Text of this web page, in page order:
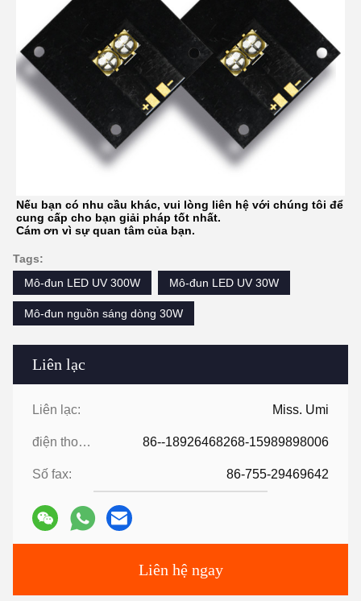
Liên lạc
Liên lạc: Miss. Umi
điện thoại: 86--18926468268-15989898006
Số fax: 86-755-29469642
Liên hệ ngay
Nếu bạn có nhu cầu khác, vui lòng liên hệ với chúng tôi để
cung cấp cho bạn giải pháp tốt nhất.
Cám ơn vì sự quan tâm của bạn.
Tags:
Mô-đun LED UV 300W
Mô-đun LED UV 30W
Mô-đun nguồn sáng dòng 30W